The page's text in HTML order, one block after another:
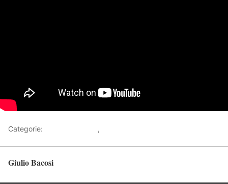
Categorie: ,
Giulio Bacosi